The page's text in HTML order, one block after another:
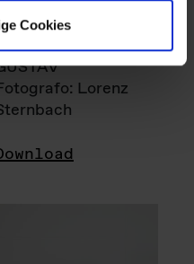
Cookies
Lorenz